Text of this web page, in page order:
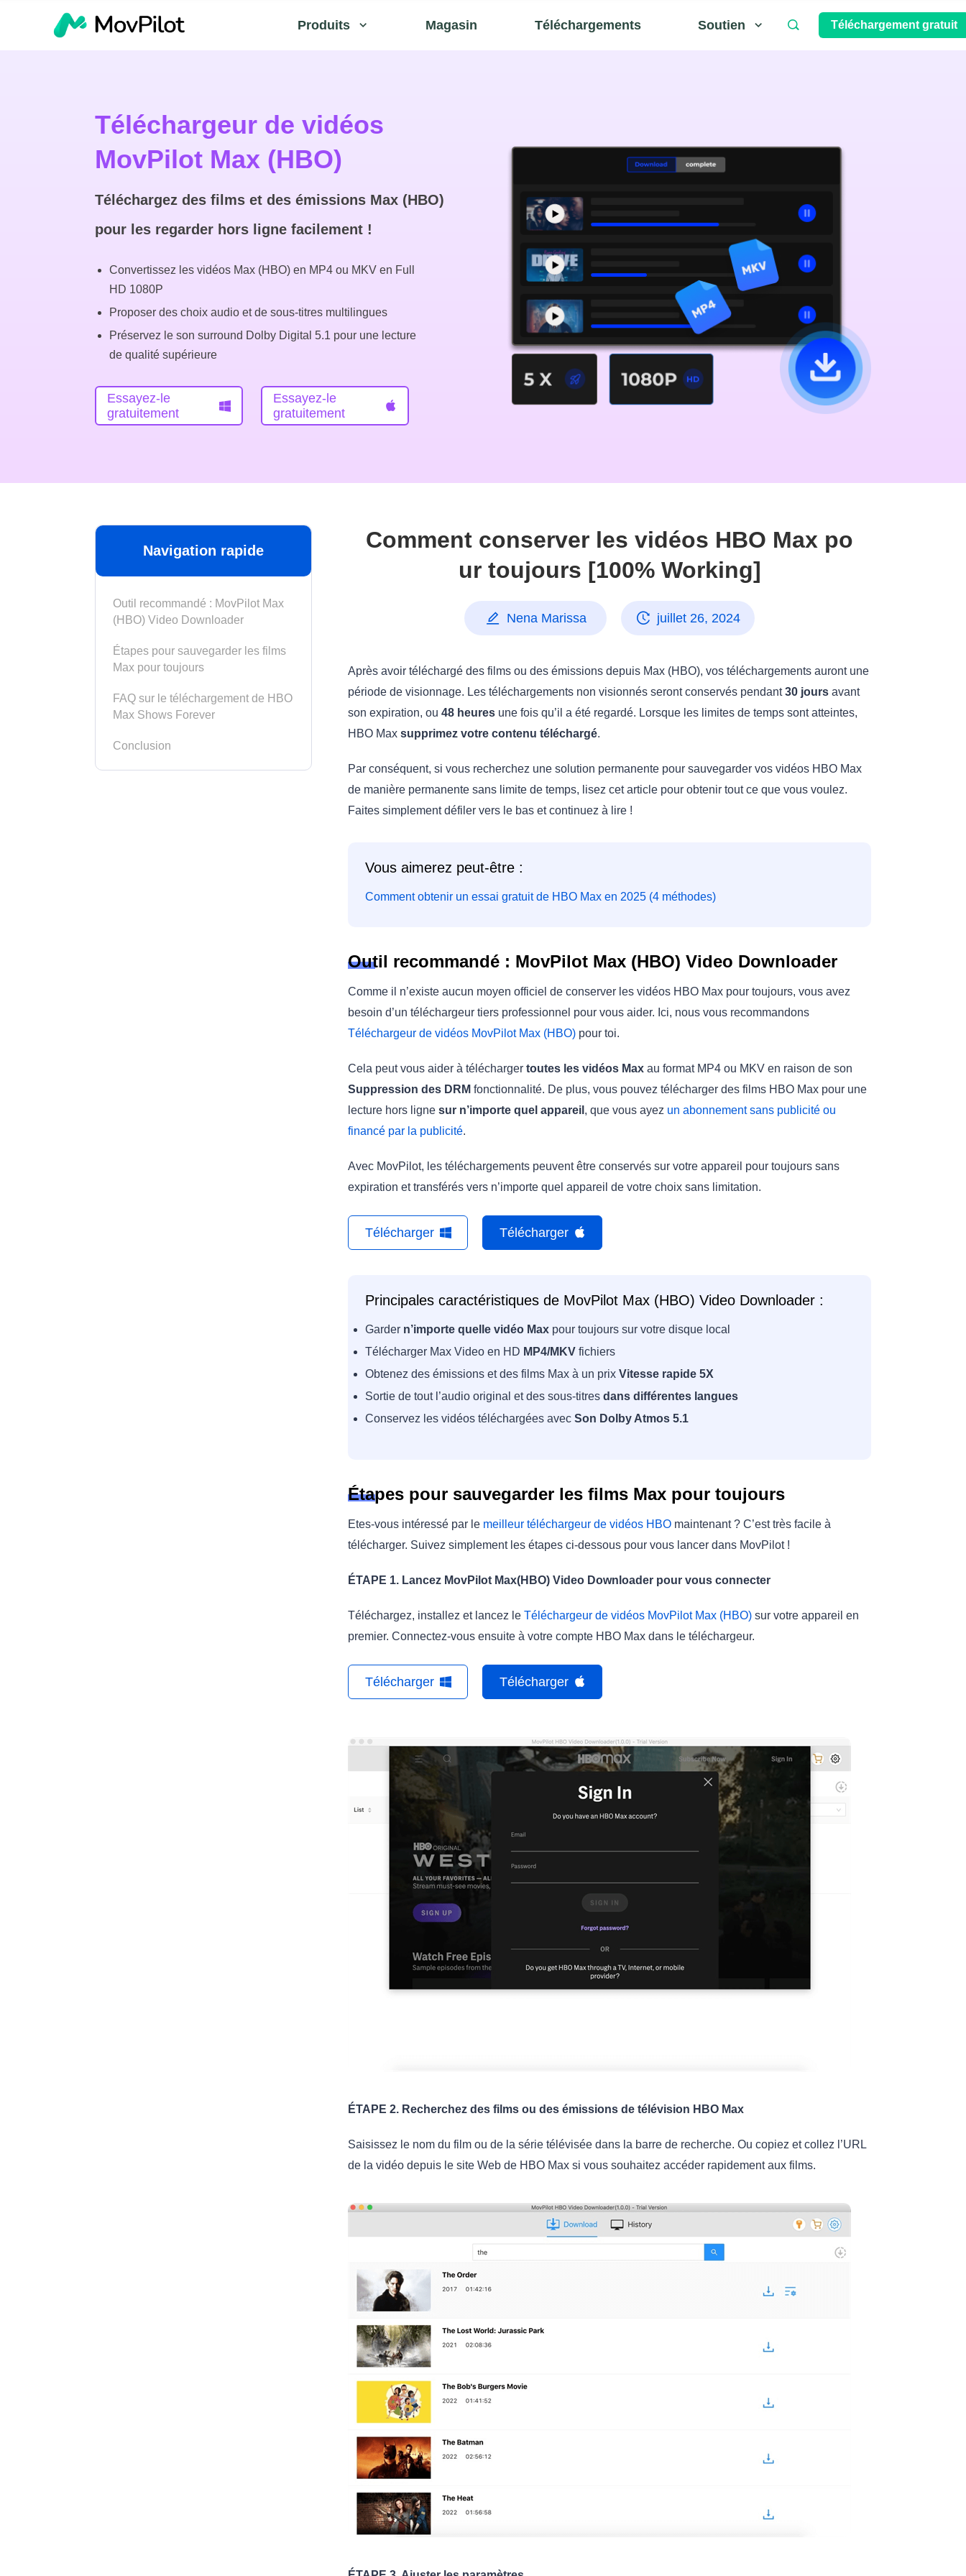
Produits Magasin Téléchargements Soutien Téléchargement gratuit
Téléchargeur de vidéos
MovPilot Max (HBO)
Téléchargez des films et des émissions Max (HBO)
pour les regarder hors ligne facilement !
Convertissez les vidéos Max (HBO) en MP4 ou MKV en Full
HD 1080P
Proposer des choix audio et de sous-titres multilingues
Préservez le son surround Dolby Digital 5.1 pour une lecture
de qualité supérieure
Essayez-le
gratuitement
Essayez-le
gratuitement
Navigation rapide
Outil recommandé : MovPilot Max
(HBO) Video Downloader
Étapes pour sauvegarder les films
Max pour toujours
FAQ sur le téléchargement de HBO
Max Shows Forever
Conclusion
Comment conserver les vidéos HBO Max po
ur toujours [100% Working]
Nena Marissa juillet 26, 2024
Après avoir téléchargé des films ou des émissions depuis Max (HBO), vos téléchargements auront une
période de visionnage. Les téléchargements non visionnés seront conservés pendant30 jours avant
son expiration, ou 48 heures une fois qu’il a été regardé. Lorsque les limites de temps sont atteintes,
HBO Max supprimez votre contenu téléchargé.
Par conséquent, si vous recherchez une solution permanente pour sauvegarder vos vidéos HBO Max
de manière permanente sans limite de temps, lisez cet article pour obtenir tout ce que vous voulez.
Faites simplement défiler vers le bas et continuez à lire !
Vous aimerez peut-être :
Comment obtenir un essai gratuit de HBO Max en 2025 (4 méthodes)
Outil recommandé : MovPilot Max (HBO) Video Downloader
Comme il n’existe aucun moyen officiel de conserver les vidéos HBO Max pour toujours, vous avez
besoin d’un téléchargeur tiers professionnel pour vous aider. Ici, nous vous recommandons
Téléchargeur de vidéos MovPilot Max (HBO) pour toi.
Cela peut vous aider à télécharger toutes les vidéos Max au format MP4 ou MKV en raison de son
Suppression des DRM fonctionnalité. De plus, vous pouvez télécharger des films HBO Max pour une
lecture hors ligne sur n’importe quel appareil , que vous ayez un abonnement sans publicité ou
financé par la publicité.
Avec MovPilot, les téléchargements peuvent être conservés sur votre appareil pour toujours sans
expiration et transférés vers n’importe quel appareil de votre choix sans limitation.
Télécharger Télécharger
Principales caractéristiques de MovPilot Max (HBO) Video Downloader :
Garder n’importe quelle vidéo Max pour toujours sur votre disque local
Télécharger Max Video en HD MP4/MKV fichiers
Obtenez des émissions et des films Max à un prix Vitesse rapide 5X
Sortie de tout l’audio original et des sous-titres dans différentes langues
Conservez les vidéos téléchargées avec Son Dolby Atmos 5.1
Étapes pour sauvegarder les films Max pour toujours
Etes-vous intéressé par le meilleur téléchargeur de vidéos HBO maintenant ? C’est très facile à
télécharger. Suivez simplement les étapes ci-dessous pour vous lancer dans MovPilot !
ÉTAPE 1. Lancez MovPilot Max(HBO) Video Downloader pour vous connecter
Téléchargez, installez et lancez le Téléchargeur de vidéos MovPilot Max (HBO) sur votre appareil en
premier. Connectez-vous ensuite à votre compte HBO Max dans le téléchargeur.
Télécharger Télécharger
ÉTAPE 2. Recherchez des films ou des émissions de télévision HBO Max
Saisissez le nom du film ou de la série télévisée dans la barre de recherche. Ou copiez et collez l’URL
de la vidéo depuis le site Web de HBO Max si vous souhaitez accéder rapidement aux films.